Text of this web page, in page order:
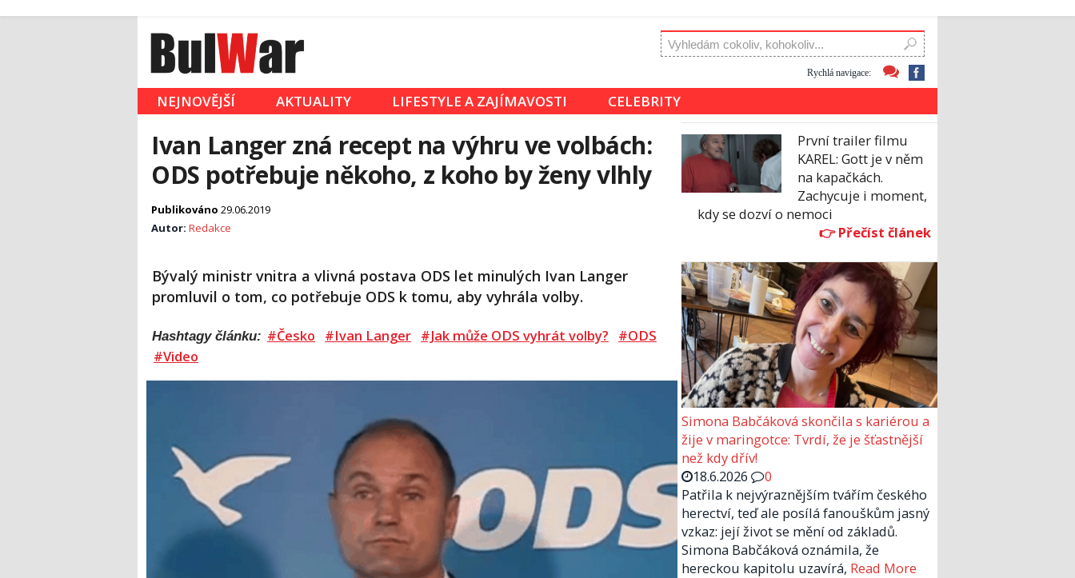
Rychlá navigace:
NEJNOVĚJŠÍ AKTUALITY LIFESTYLE A ZAJÍMAVOSTI CELEBRITY
Ivan Langer zná recept na výhru ve volbách:
ODS potřebuje někoho, z koho by ženy vlhly
Publikováno 29.06.2019
Autor: Redakce
Bývalý ministr vnitra a vlivná postava ODS let minulých Ivan Langer
promluvil o tom, co potřebuje ODS k tomu, aby vyhrála volby.
Hashtagy článku: #Česko #Ivan Langer #Jak může ODS vyhrát volby?
#ODS
#Video
První trailer filmu
KAREL: Gott je v něm
na kapačkách.
Zachycuje i moment,
kdy se dozví o nemoci
Simona Babčáková skončila s kariérou a
žije v maringotce: Tvrdí, že je šťastnější
než kdy dřív!
18.6.2026
0
Patřila k nejvýraznějším tvářím českého
herectví, teď ale posílá fanouškům jasný
vzkaz: její život se mění od základů.
Simona Babčáková oznámila, že
hereckou kapitolu uzavírá, Read More